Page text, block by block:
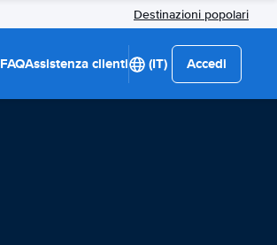
Destinazioni popolari
FAQAssistenza clienti (IT) Accedi